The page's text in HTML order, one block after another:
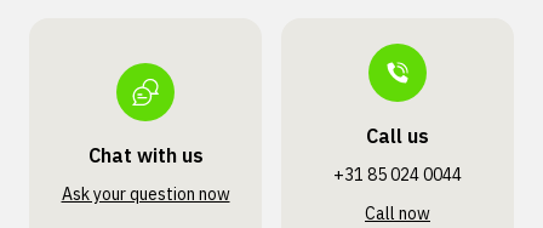
Chat with us
Ask your question now
Call us
+31 85 024 0044
Call now